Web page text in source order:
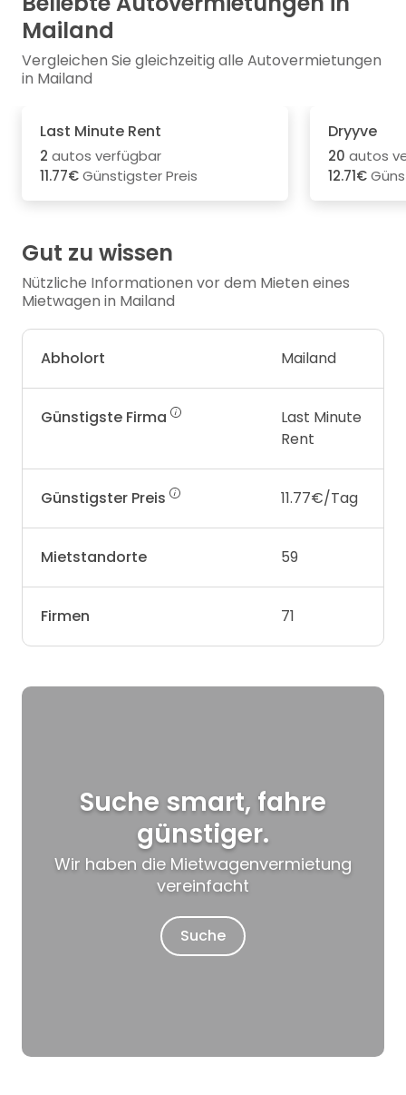
Mailand
Vergleichen Sie gleichzeitig alle Autovermietungen
in Mailand
Last Minute Rent
2 autos verfügbar
11.77€Günstigster Preis
Dryyve
20 autos
12.71€
Gut zu wissen
Nützliche Informationen vor dem Mieten eines
Mietwagen in Mailand
Abholort Mailand
Günstigste Firma
Last Minute
Rent
Günstigster Preis 11.77€/Tag
Mietstandorte 59
Firmen 71
Suche smart, fahre
günstiger.
Wir haben die Mietwagenvermietung
vereinfacht
Suche